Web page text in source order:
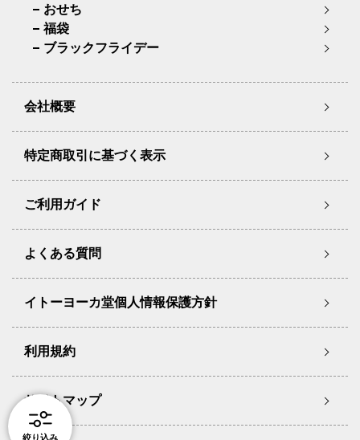
絞り込み
おせち
福袋
ブラックフライデー
会社概要
特定商取引に基づく表示
ご利用ガイド
よくある質問
イトーヨーカ堂個人情報保護方針
利用規約
サイトマップ